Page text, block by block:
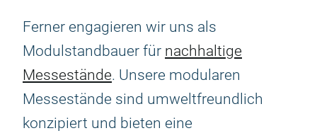
Ferner engagieren wir uns als
Modulstandbauer für nachhaltige
Messestände. Unsere modularen
Messestände sind umweltfreundlich
konzipiert und bieten eine